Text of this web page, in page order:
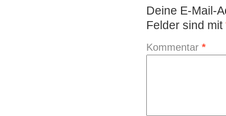
Deine E-Mail-
Felder sind mit
Kommentar *